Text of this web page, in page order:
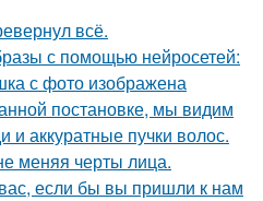
всё.
с помощью нейросетей:
с фото изображена
постановке, мы видим
и аккуратные пучки волос.
меняя черты лица.
если бы вы пришли к нам